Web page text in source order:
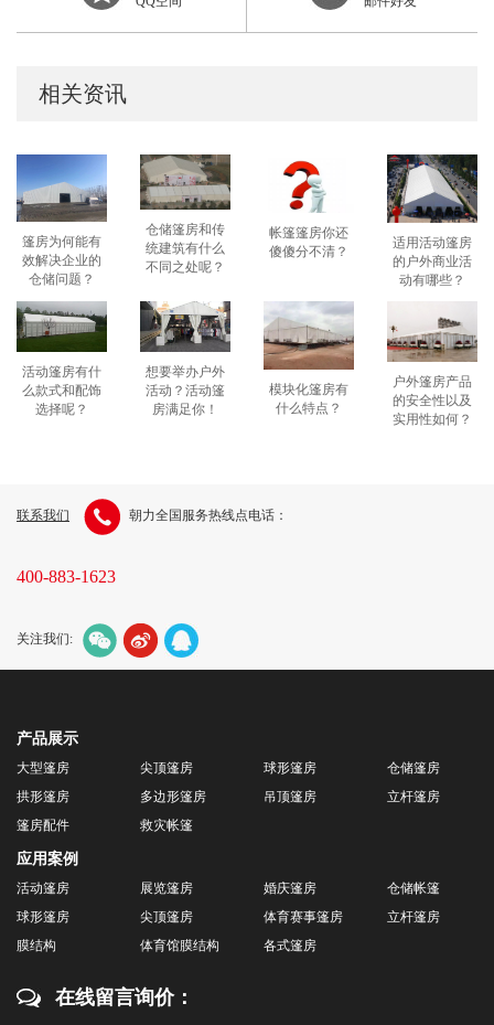
相关资讯
篷房为何能有
效解决企业的
仓储问题？
仓储篷房和传
统建筑有什么
不同之处呢？
帐篷篷房你还
傻傻分不清？
适用活动篷房
的户外商业活
动有哪些？
活动篷房有什
么款式和配饰
选择呢？
想要举办户外
活动？活动篷
房满足你！
模块化篷房有
什么特点？
户外篷房产品
的安全性以及
实用性如何？
联系我们 朝力全国服务热线点电话：
400-883-1623
关注我们:
产品展示
大型篷房 尖顶篷房 球形篷房
仓储篷房
拱形篷房
多边形篷房 吊顶篷房
立杆篷房
篷房配件
救灾帐篷
应用案例
活动篷房 展览篷房 婚庆篷房
仓储帐篷
球形篷房
尖顶篷房 体育赛事篷房
立杆篷房
膜结构
体育馆膜结构 各式篷房
在线留言询价：